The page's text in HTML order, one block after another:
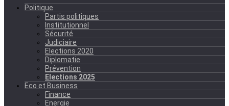
Politique
Partis politiques
Institutionnel
Sécurité
Judiciaire
Elections 2020
Diplomatie
Prévention
Elections 2025
Eco et Business
Finance
Energie